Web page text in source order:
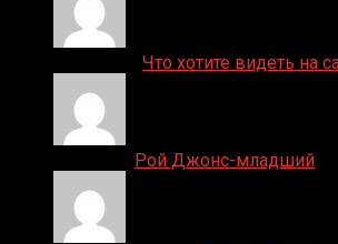
Что хотите видеть на
Рой Джонс-младший